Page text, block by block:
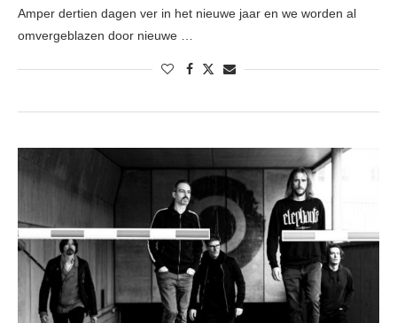
Amper dertien dagen ver in het nieuwe jaar en we worden al
omvergeblazen door nieuwe …